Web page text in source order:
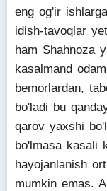
eng og'ir
idish-tavoqlar
ham Shahnoza
kasalmand
bemorlardan,
bo'ladi bu
qarov yaxshi
bo'lmasa kasali
hayojanlanish
mumkin emas.